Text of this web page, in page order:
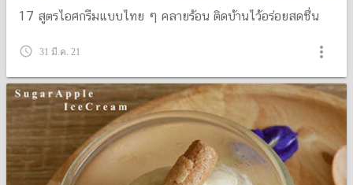
17 สูตรไอศกรีมแบบไทย ๆ คลายร้อน ติดบ้านไว้อร่อยสดชื่น
query_builder 31 มี.ค. 21 more_vert